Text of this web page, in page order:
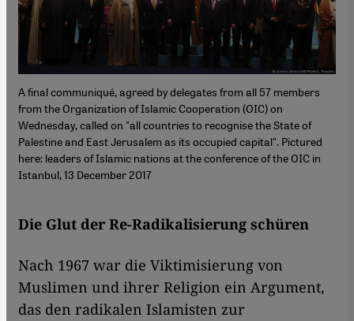
A final communiqué, agreed by delegates from all 57 members
from the Organization of Islamic Cooperation (OIC) on
Wednesday, called on "all countries to recognise the State of
Palestine and East Jerusalem as its occupied capital". Pictured
here: leaders of Islamic nations at the conference of the OIC in
Istanbul, 13 December 2017
Die Glut der Re-Radikalisierung schüren
Nach 1967 war die Viktimisierung von
Muslimen und ihrer Religion ein Argument,
das den radikalen Islamisten zur